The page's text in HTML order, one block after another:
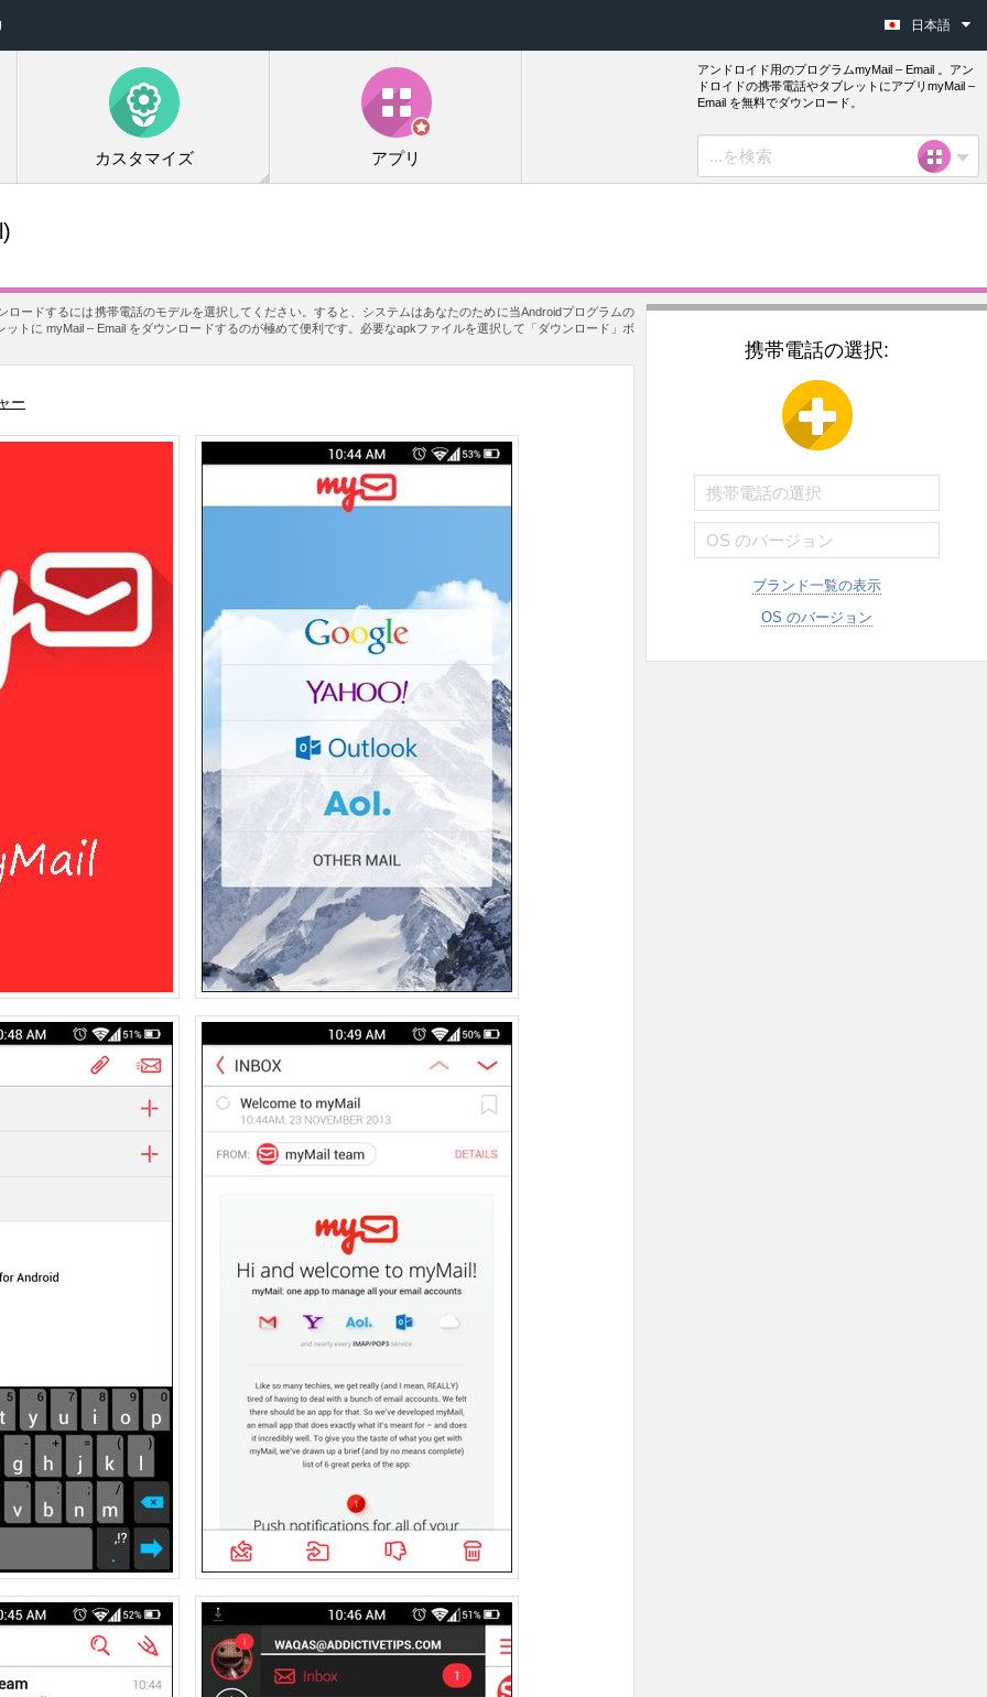
日本語
カスタマイズ アプリ
アンドロイド用のプログラムmyMail – Email 。アン
ドロイドの携帯電話やタブレットにアプリmyMail –
Email を無料でダウンロード。
ロードするには携帯電話のモデルを選択してください。すると、システムはあなたのために当Androidプログラムの
トに myMail – Email をダウンロードするのが極めて便利です。必要なapkファイルを選択して「ダウンロード」ボ
ー
携帯電話の選択:
ブランド一覧の表示
OS のバージョン